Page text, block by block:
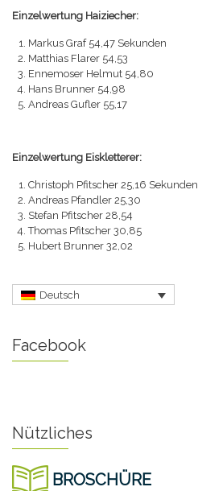
Einzelwertung Haiziecher:
Markus Graf 54,47 Sekunden
Matthias Flarer 54,53
Ennemoser Helmut 54,80
Hans Brunner 54,98
Andreas Gufler 55,17
Einzelwertung Eiskletterer:
Christoph Pfitscher 25,16 Sekunden
Andreas Pfandler 25,30
Stefan Pfitscher 28,54
Thomas Pfitscher 30,85
Hubert Brunner 32,02
Deutsch
Facebook
Nützliches
BROSCHÜRE